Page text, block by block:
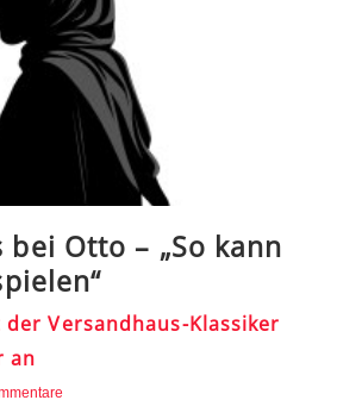
Otto – „So kann
Versandhaus-Klassiker
an